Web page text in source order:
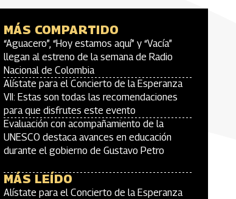
MÁS COMPARTIDO
“Aguacero”, “Hoy estamos aquí” y “Vacía”
llegan al estreno de la semana de Radio
Nacional de Colombia
Alístate para el Concierto de la Esperanza
VII: Estas son todas las recomendaciones
para que disfrutes este evento
Evaluación con acompañamiento de la
UNESCO destaca avances en educación
durante el gobierno de Gustavo Petro
MÁS LEÍDO
Alístate para el Concierto de la Esperanza